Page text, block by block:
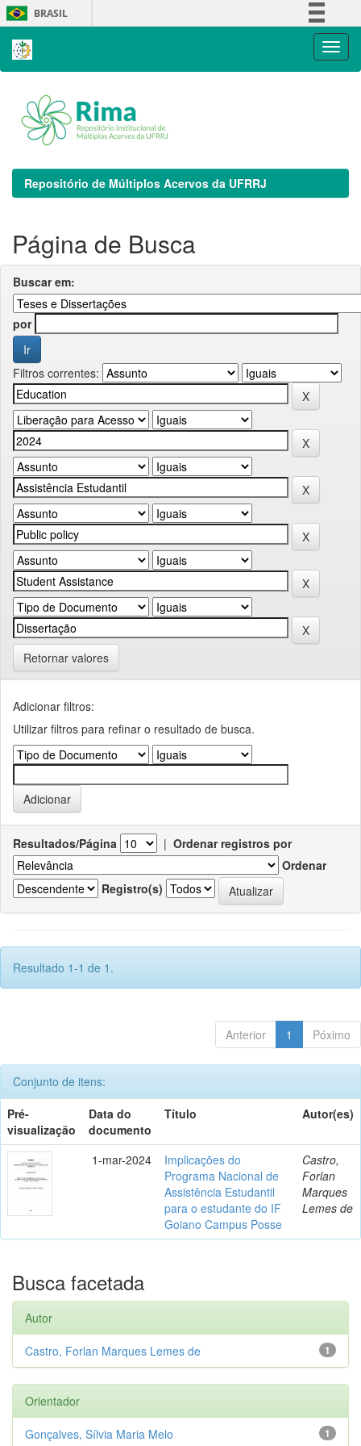
Skip
navigation
BRASIL
Repositório de Múltiplos Acervos da UFRRJ
Página de Busca
Buscar em:
por
Filtros correntes:
Retornar valores
Adicionar filtros:
Utilizar filtros para refinar o resultado de busca.
Resultados/Página | Ordenar registros por
Ordenar
Registro(s)
Resultado 1-1 de 1.
Anterior 1 Póximo
Conjunto de itens:
Pré-
visualização
Data do
documento
Título Autor(es)
1-mar-2024
Implicações do
Programa Nacional de
Assistência Estudantil
para o estudante do IF
Goiano Campus Posse
Castro,
Forlan
Marques
Lemes de
Busca facetada
Autor
1
Castro, Forlan Marques Lemes de
Orientador
1
Gonçalves, Sílvia Maria Melo